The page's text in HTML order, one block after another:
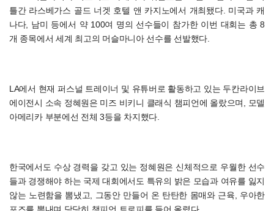
틀간 라스베가스 골드 너겟 호텔 앤 카지노에서 개최됐다. 미국과 캐
나다, 남미 등에서 약 100여 명의 선수들이 참가한 이번 대회는 총 8
개 종목에서 세계 최고의 머슬마니아 선수를 선발했다.
LA에서 현재 퍼스널 트레이너 및 유튜버로 활동하고 있는 두칸라이브
에이전시 소속 정혜원은 미즈 비키니 클래식 챔피언에 올랐으며, 모델
아메리카 부분에선 전체 3등을 차지했다.
한국에서도 수상 경력을 갖고 있는 정혜원은 신체적으로 우월한 선수
들과 경쟁해야 하는 국제 대회에서도 특유의 밝은 모습과 여유를 잃지
않는 노련함을 뽐냈고, 그동안 만들어 온 탄탄한 몸매와 근육, 우아한